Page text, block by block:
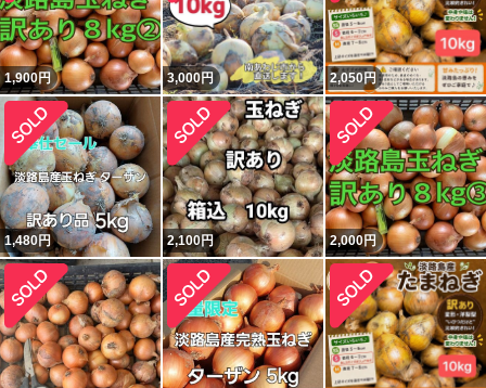
1,900円 3,000円 2,050円
1,480円 2,100円 2,000円